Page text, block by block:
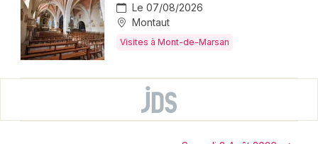
Le 07/08/2026
Montaut
Visites à Mont-de-Marsan